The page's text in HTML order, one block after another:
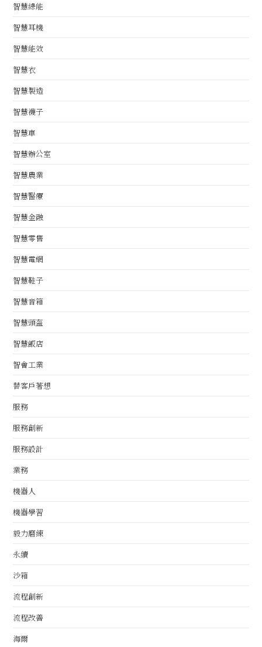
智慧綠能
智慧耳機
智慧能效
智慧衣
智慧製造
智慧襪子
智慧車
智慧辦公室
智慧農業
智慧醫療
智慧金融
智慧零售
智慧電網
智慧鞋子
智慧音箱
智慧頭盔
智慧飯店
智會工業
替客戶著想
服務
服務創新
服務設計
業務
機器人
機器學習
毅力磨練
永續
沙箱
流程創新
流程改善
海爾